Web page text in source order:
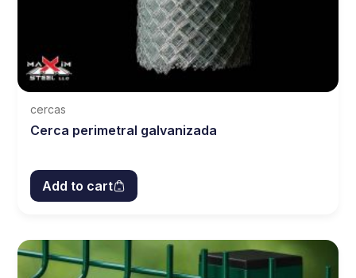
cercas
Cerca perimetral galvanizada
Add to cart